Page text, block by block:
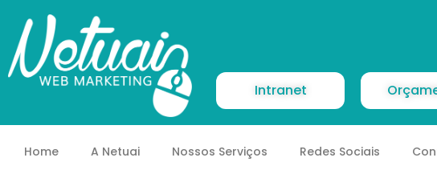
Intranet
Home A Netuai Nossos Serviços Redes Sociais